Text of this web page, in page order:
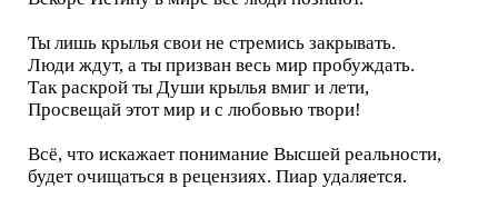
Ты лишь крылья свои не стремись закрывать.
Люди ждут, а ты призван весь мир пробуждать.
Так раскрой ты Души крылья вмиг и лети,
Просвещай этот мир и с любовью твори!
Всё, что искажает понимание Высшей реальности,
будет очищаться в рецензиях. Пиар удаляется.